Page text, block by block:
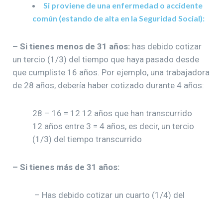
Si proviene de una enfermedad o accidente
común (estando de alta en la Seguridad Social):
– Si tienes menos de 31 años: has debido cotizar
un tercio (1/3) del tiempo que haya pasado desde
que cumpliste 16 años. Por ejemplo, una trabajadora
de 28 años, debería haber cotizado durante 4 años:
28 – 16 = 12 12 años que han transcurrido
12 años entre 3 = 4 años, es decir, un tercio
(1/3) del tiempo transcurrido
– Si tienes más de 31 años:
– Has debido cotizar un cuarto (1/4) del